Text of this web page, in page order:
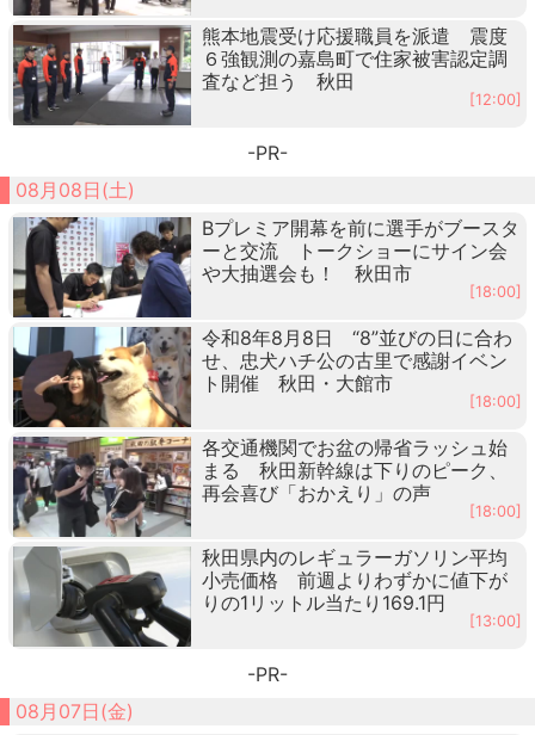
熊本地震受け応援職員を派遣 震度
６強観測の嘉島町で住家被害認定調
査など担う 秋田
[12:00]
-PR-
08月08日(土)
Bプレミア開幕を前に選手がブースタ
ーと交流 トークショーにサイン会
や大抽選会も！ 秋田市
[18:00]
令和8年8月8日 “8”並びの日に合わ
せ、忠犬ハチ公の古里で感謝イベン
ト開催 秋田・大館市
[18:00]
各交通機関でお盆の帰省ラッシュ始
まる 秋田新幹線は下りのピーク、
再会喜び「おかえり」の声
[18:00]
秋田県内のレギュラーガソリン平均
小売価格 前週よりわずかに値下が
りの1リットル当たり169.1円
[13:00]
-PR-
08月07日(金)